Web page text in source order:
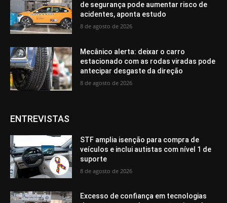
de segurança pode aumentar risco de
acidentes, aponta estudo
8 de agosto de 2026
Mecânico alerta: deixar o carro
estacionado com as rodas viradas pode
antecipar desgaste da direção
8 de agosto de 2026
ENTREVISTAS
STF amplia isenção para compra de
veículos e inclui autistas com nível 1 de
suporte
8 de agosto de 2026
Excesso de confiança em tecnologias